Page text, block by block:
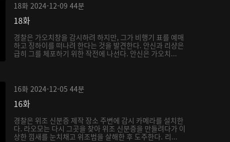
18화 2024-12-09 44분
18화
경찰은 가오치창을 감시하려 하지만, 그가 비행기 표를 예매
하고 징하이를 떠나려 한다는 것을 발견한다. 안신과 리샹은
급히 그를 체포하기 위한 작전에 나선다. 안신은 가오치...
16화 2024-12-05 44분
16화
경찰은 위조 신분증 제작 장소 주변에 감시 카메라를 설치한
다. 라오모는 다시 그곳을 찾아 위조 신분증을 만들려다가 이
상한 낌새를 눈치채고 위조범을 살해한 후 도주한다. 리...